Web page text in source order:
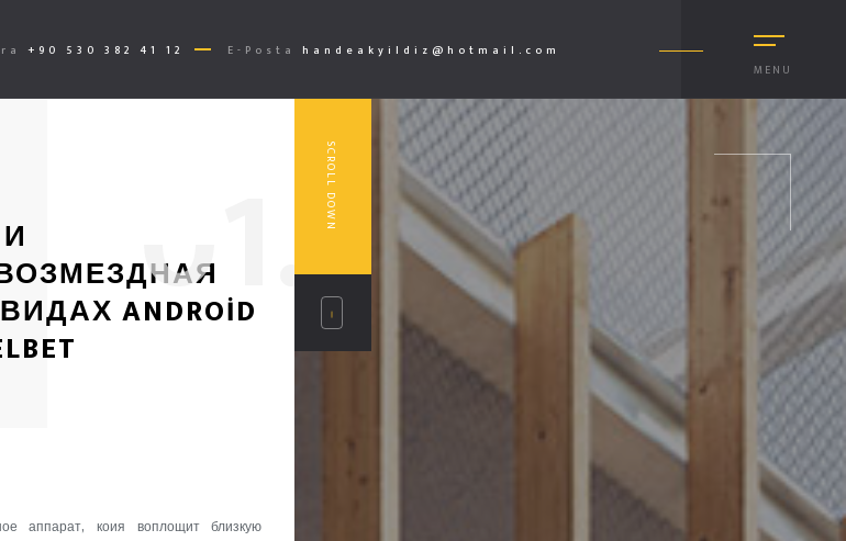
MENU
+90 530 382 41 12 E-Posta handeakyildiz@hotmail.com
SCROLL DOWN
ANDROID
аппарат, коия воплощит близкую
01.